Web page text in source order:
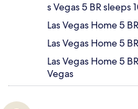
s Vegas 5 BR sleeps
Las Vegas Home 5
Las Vegas Home 5
Las Vegas Home 5
Vegas